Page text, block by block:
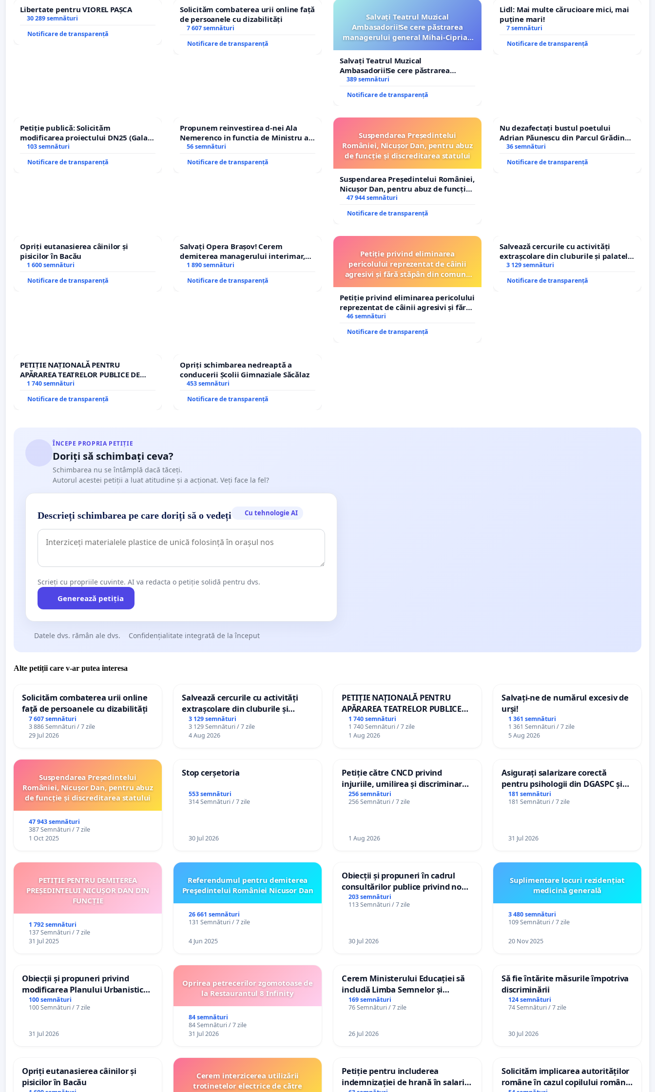
Libertate pentru VIOREL PAȘCA
30 289 semnături
Notificare de transparență
Solicităm combaterea urii online față
de persoanele cu dizabilități
7 607 semnături
Notificare de transparență
Salvați Teatrul Muzical
Ambasadorii!Se cere păstrarea
managerului general Mihai-Ciprian
Salvați Teatrul Muzical
Ambasadorii!Se cere păstrarea
managerului general Mihai-Ciprian
389 semnături
Notificare de transparență
Lidl: Mai multe cărucioare mici, mai
puține mari!
7 semnături
Notificare de transparență
Petiție publică: Solicităm
modificarea proiectului DN25 (Galați
– Hanu Conachi) prin devierea
103 semnături
Notificare de transparență
Propunem reinvestirea d-nei Ala
Nemerenco in functia de Ministru al
Sanatatii
56 semnături
Notificare de transparență
Suspendarea Președintelui
României, Nicușor Dan, pentru abuz
de funcție și discreditarea statului
Suspendarea Președintelui României,
Nicușor Dan, pentru abuz de funcție
și discreditarea statului
47 944 semnături
Notificare de transparență
Nu dezafectați bustul poetului
Adrian Păunescu din Parcul Grădina
Icoanei! Stop cenzurii culturale!
36 semnături
Notificare de transparență
Opriți eutanasierea câinilor și
pisicilor în Bacău
1 600 semnături
Notificare de transparență
Salvați Opera Brașov! Cerem
demiterea managerului interimar,
Petrean Lucian-Marius!
1 890 semnături
Notificare de transparență
Petiție privind eliminarea
pericolului reprezentat de câinii
agresivi și fără stăpân din comuna
Petiție privind eliminarea pericolului
reprezentat de câinii agresivi și fără
stăpân din comuna Tunari
46 semnături
Notificare de transparență
Salvează cercurile cu activități
extrașcolare din cluburile și palatele
copiilor
3 129 semnături
Notificare de transparență
PETIȚIE NAȚIONALĂ PENTRU
APĂRAREA TEATRELOR PUBLICE DE
REPERTORIU DIN ROMÂNIA
1 740 semnături
Notificare de transparență
Opriți schimbarea nedreaptă a
conducerii Școlii Gimnaziale Săcălaz
453 semnături
Notificare de transparență
ÎNCEPE PROPRIA PETIȚIE
Doriți să schimbați ceva?
Schimbarea nu se întâmplă dacă tăceți.
Autorul acestei petiții a luat atitudine și a acționat. Veți face la fel?
Descrieți schimbarea pe care doriți să o vedeți Cu tehnologie AI
Scrieți cu propriile cuvinte. AI va redacta o petiție solidă pentru dvs.
Generează petiția
Datele dvs. rămân ale dvs. Confidențialitate integrată de la început
Alte petiții care v-ar putea interesa
Solicităm combaterea urii online
față de persoanele cu dizabilități
7 607 semnături
3 886 Semnături / 7 zile
29 Jul 2026
Salvează cercurile cu activități
extrașcolare din cluburile și
palatele copiilor
3 129 semnături
3 129 Semnături / 7 zile
4 Aug 2026
PETIȚIE NAȚIONALĂ PENTRU
APĂRAREA TEATRELOR PUBLICE
DE REPERTORIU DIN ROMÂNIA
1 740 semnături
1 740 Semnături / 7 zile
1 Aug 2026
Salvați-ne de numărul excesiv de
urși!
1 361 semnături
1 361 Semnături / 7 zile
5 Aug 2026
Suspendarea Președintelui
României, Nicușor Dan, pentru abuz
de funcție și discreditarea statului
47 943 semnături
387 Semnături / 7 zile
1 Oct 2025
Stop cerșetoria
553 semnături
314 Semnături / 7 zile
30 Jul 2026
Petiție către CNCD privind
injuriile, umilirea și discriminarea
persoanelor cu dizabilități de
către utilizatorul TikTok „Gorici”
256 semnături
256 Semnături / 7 zile
1 Aug 2026
Asigurați salarizare corectă
pentru psihologii din DGASPC și
spitale
181 semnături
181 Semnături / 7 zile
31 Jul 2026
PETIȚIE PENTRU DEMITEREA
PREȘEDINTELUI NICUȘOR DAN DIN
FUNCȚIE
1 792 semnături
137 Semnături / 7 zile
31 Jul 2025
Referendumul pentru demiterea
Preşedintelui României Nicusor Dan
26 661 semnături
131 Semnături / 7 zile
4 Jun 2025
Obiecții și propuneri în cadrul
consultărilor publice privind noul
Plan Urbanistic General (PUG)
Ialoveni
203 semnături
113 Semnături / 7 zile
30 Jul 2026
Suplimentare locuri rezidențiat
medicină generală
3 480 semnături
109 Semnături / 7 zile
20 Nov 2025
Obiecții și propuneri privind
modificarea Planului Urbanistic
General al orașului Ialoveni
100 semnături
100 Semnături / 7 zile
31 Jul 2026
Oprirea petrecerilor zgomotoase de
la Restaurantul 8 Infinity
84 semnături
84 Semnături / 7 zile
31 Jul 2026
Cerem Ministerului Educației să
includă Limba Semnelor și
alfabetul Braille în școlile din
Republica Moldova!
169 semnături
76 Semnături / 7 zile
26 Jul 2026
Să fie întărite măsurile împotriva
discriminării
124 semnături
74 Semnături / 7 zile
30 Jul 2026
Opriți eutanasierea câinilor și
pisicilor în Bacău
Cerem interzicerea utilizării
trotinetelor electrice de către
Petiție pentru includerea
indemnizației de hrană în salariul
Solicităm implicarea autorităților
române în cazul copilului român